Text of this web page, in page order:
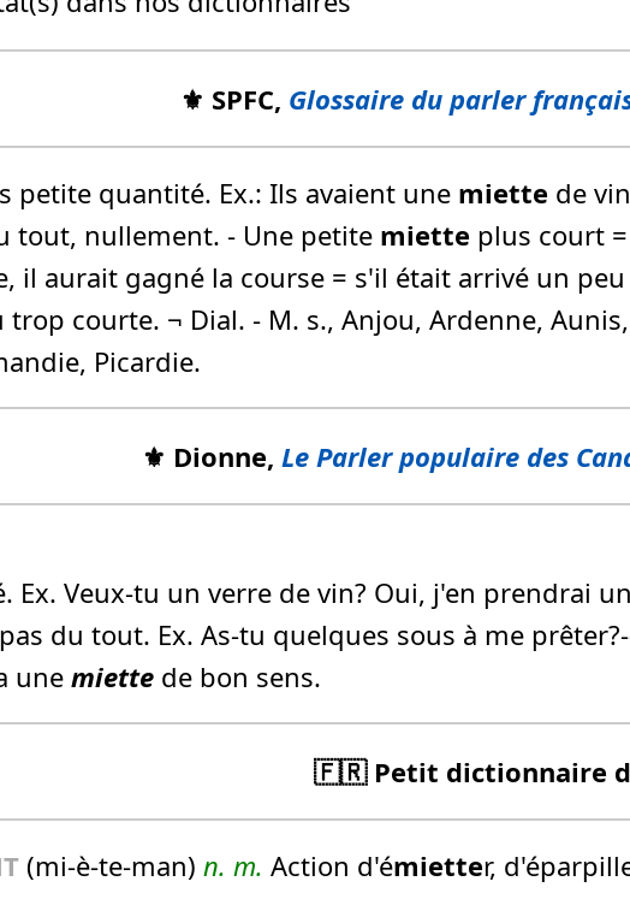
⚜️ SPFC, Glossaire du parler
petite quantité. Ex.: Ils avaient une miette de
tout, nullement. - Une petite miette plus court
il aurait gagné la course = s'il était arrivé un
courte. ¬ Dial. - M. s., Anjou, Ardenne,
Picardie.
⚜️ Dionne, Le Parler populaire des
Ex. Veux-tu un verre de vin? Oui, j'en prendrai
du tout. Ex. As-tu quelques sous à me
une miette de bon sens.
🇫🇷 Petit dictionnaire
(mi-è-te-man) n. m. Action d'émietter,